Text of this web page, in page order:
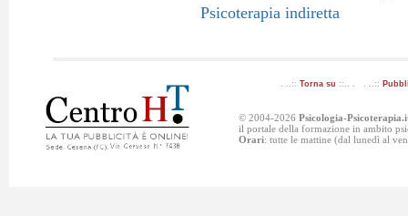
Psicoterapia indiretta
. ..::Torna su ::.. . . ..::
© 2004-2026 Psicologia-
il portale della formazione in ambito
Orari: tutte le mattine (dal lunedì al